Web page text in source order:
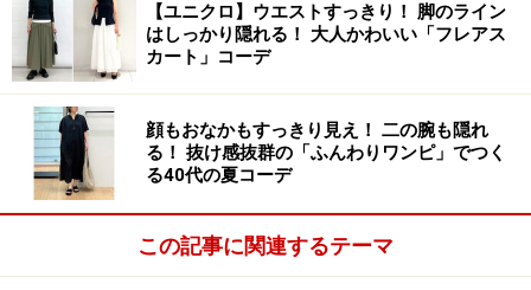
無色タイプのクリームなので、革の色も選ばず使えて便
利です。
くつクリームは無色タイプなので、シューズやバッグの色に
かかわらず使用できます
【ユニクロ】ウエストすっきり！ 脚のライン
はしっかり隠れる！ 大人かわいい「フレアス
カート」コーデ
顔もおなかもすっきり見え！ 二の腕も隠れ
る！ 抜け感抜群の「ふんわりワンピ」でつく
る40代の夏コーデ
この記事に関連するテーマ